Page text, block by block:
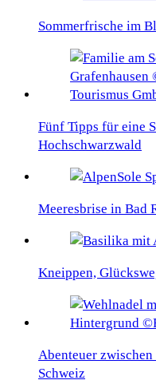
Sommerfrische im
Fünf Tipps für eine
Hochschwarzwald
Meeresbrise in Bad
Kneippen,
Abenteuer zwischen
Schweiz